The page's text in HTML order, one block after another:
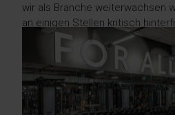
wir als Branche weiterwachsen
an einigen Stellen kritisch